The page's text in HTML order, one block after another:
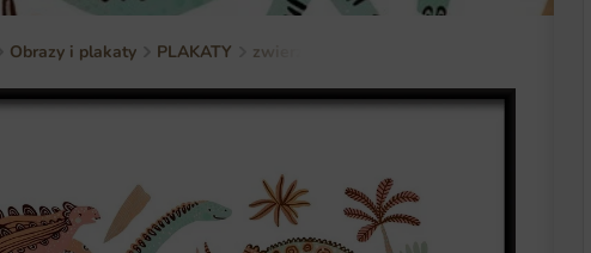
Obrazy i plakaty PLAKATY zwierzęta